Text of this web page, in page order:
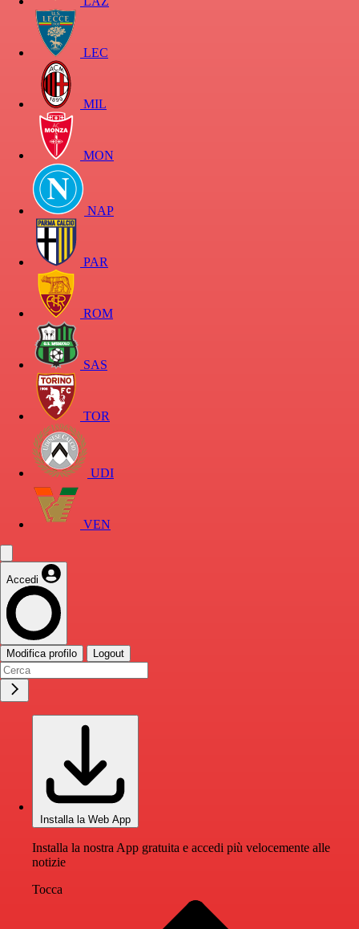
LEC
MIL
MON
NAP
PAR
ROM
SAS
TOR
UDI
VEN
Accedi
Modifica profilo Logout
Installa la Web App
Installa la nostra App gratuita e accedi più velocemente alle
notizie
Tocca